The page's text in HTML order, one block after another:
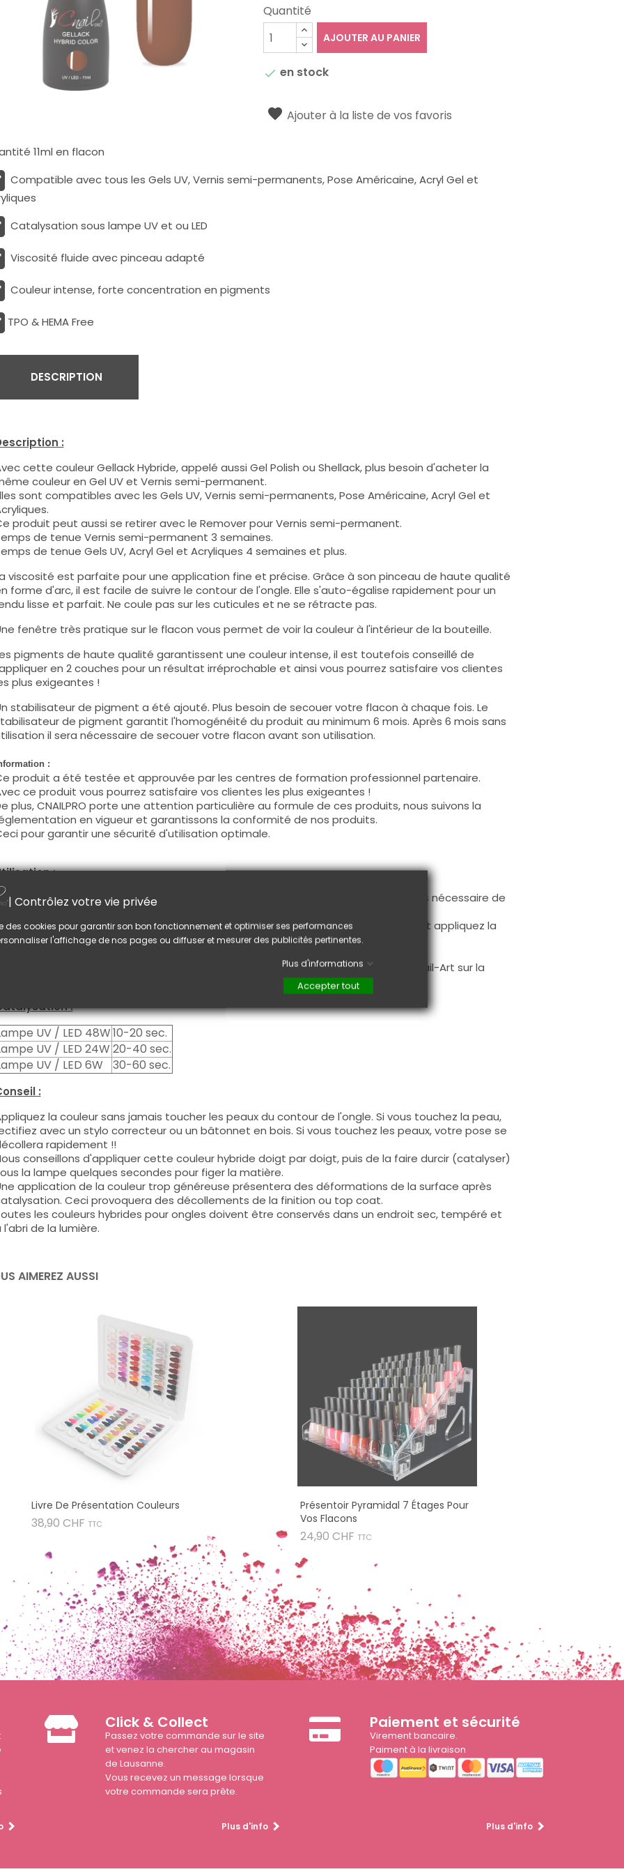
Quantité
AJOUTER AU PANIER
 en stock
Ajouter à la liste de vos favoris
11ml en flacon
Compatible avec tous les Gels UV, Vernis semi-permanents, Pose Américaine, Acryl Gel et
Catalysation sous lampe UV et ou LED
Viscosité fluide avec pinceau adapté
Couleur intense, forte concentration en pigments
TPO & HEMA Free
DESCRIPTION
:
cette couleur Gellack Hybride, appelé aussi Gel Polish ou Shellack, plus besoin d'acheter la
couleur en Gel UV et Vernis semi-permanent.
sont compatibles avec les Gels UV, Vernis semi-permanents, Pose Américaine, Acryl Gel et
produit peut aussi se retirer avec le Remover pour Vernis semi-permanent.
de tenue Vernis semi-permanent 3 semaines.
de tenue Gels UV, Acryl Gel et Acryliques 4 semaines et plus.
viscosité est parfaite pour une application fine et précise. Grâce à son pinceau de haute qualité
forme d'arc, il est facile de suivre le contour de l'ongle. Elle s'auto-égalise rapidement pour un
lisse et parfait. Ne coule pas sur les cuticules et ne se rétracte pas.
fenêtre très pratique sur le flacon vous permet de voir la couleur à l'intérieur de la bouteille.
pigments de haute qualité garantissent une couleur intense, il est toutefois conseillé de
en 2 couches pour un résultat irréprochable et ainsi vous pourrez satisfaire vos clientes
plus exigeantes !
stabilisateur de pigment a été ajouté. Plus besoin de secouer votre flacon à chaque fois. Le
de pigment garantit l'homogénéité du produit au minimum 6 mois. Après 6 mois sans
il sera nécessaire de secouer votre flacon avant son utilisation.
:
produit a été testée et approuvée par les centres de formation professionnel partenaire.
ce produit vous pourrez satisfaire vos clientes les plus exigeantes !
plus, CNAILPRO porte une attention particulière au formule de ces produits, nous suivons la
en vigueur et garantissons la conformité de nos produits.
pour garantir une sécurité d'utilisation optimale.
:
couleur s'applique avec son pinceau, de manière fine, sur la base (il n'est pas nécessaire de
la couche de cohésion) ou sur la construction après limage.
produit s'applique en deux couches, fermez le bord libre à la première couche et appliquez la
couche pour garantir un résultat optimal.
pouvez dégraisser la couche de cohésion si vous désirez faire une création Nail-Art sur la
:
UV / LED 48W10-20 sec.
UV / LED 24W 20-40 sec.
UV / LED 6W
30-60 sec.
:
la couleur sans jamais toucher les peaux du contour de l'ongle. Si vous touchez la peau,
avec un stylo correcteur ou un bâtonnet en bois. Si vous touchez les peaux, votre pose se
rapidement !!
conseillons d'appliquer cette couleur hybride doigt par doigt, puis de la faire durcir (catalyser)
la lampe quelques secondes pour figer la matière.
application de la couleur trop généreuse présentera des déformations de la surface après
Ceci provoquera des décollements de la finition ou top coat.
les couleurs hybrides pour ongles doivent être conservés dans un endroit sec, tempéré et
l'abri de la lumière.
AIMEREZ AUSSI
Livre De Présentation Couleurs
38,90 CHF Prix
TTC
Présentoir Pyramidal 7 Étages Pour
Vos Flacons
24,90 CHF Prix
TTC
Click & Collect
Passez votre commande sur le site
et venez la chercher au magasin
de Lausanne.
Vous recevez un message lorsque
votre commande sera prête.
Plus d'info
Paiement et sécurité
Virement bancaire.
Paiment à la livraison
Plus d'info
| Contrôlez votre vie privée
des cookies pour garantir son bon fonctionnement et optimiser ses performances
l'affichage de nos pages ou diffuser et mesurer des publicités pertinentes.
Plus d'informations
Accepter tout